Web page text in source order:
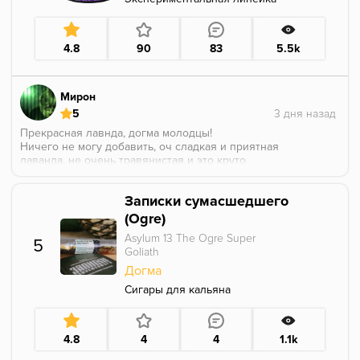
будущих вас, докуривающих эту чашку часа через
4.8 90 83 5.5k
Мирон
5
Прекрасная лавнда, догма молодцы!
Ничего не могу добавить, оч сладкая и приятная
лаванда, не очень травянистая и это круто
5
Записки сумасшедшего
(Ogre)
Asylum 13 The Ogre Super
Goliath
Догма
Сигары для кальяна
4.8 4 4 1.1k